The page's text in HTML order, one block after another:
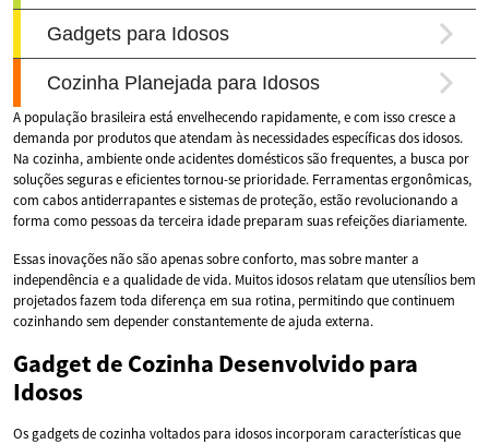
A população brasileira está envelhecendo rapidamente, e com isso cresce a
demanda por produtos que atendam às necessidades específicas dos idosos.
Na cozinha, ambiente onde acidentes domésticos são frequentes, a busca por
soluções seguras e eficientes tornou-se prioridade. Ferramentas ergonômicas,
com cabos antiderrapantes e sistemas de proteção, estão revolucionando a
forma como pessoas da terceira idade preparam suas refeições diariamente.
Essas inovações não são apenas sobre conforto, mas sobre manter a
independência e a qualidade de vida. Muitos idosos relatam que utensílios bem
projetados fazem toda diferença em sua rotina, permitindo que continuem
cozinhando sem depender constantemente de ajuda externa.
Gadget de Cozinha Desenvolvido para
Idosos
Os gadgets de cozinha voltados para idosos incorporam características que